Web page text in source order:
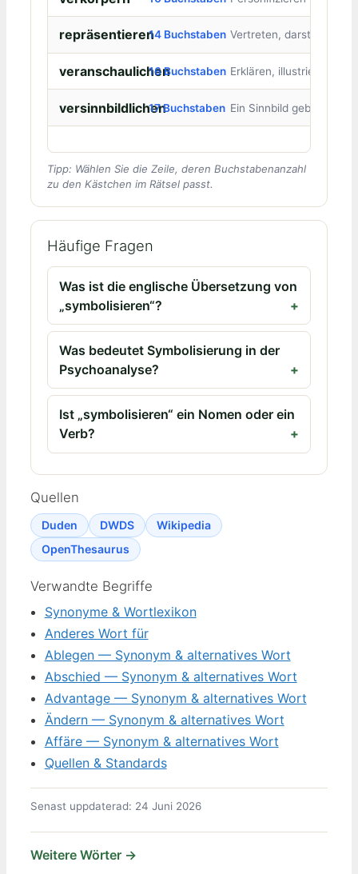
repräsentieren14 Buchstaben Vertreten, darstellen
veranschaulichen16 Buchstaben Erklären, illustrieren
versinnbildlichen17 Buchstaben Ein Sinnbild geben
Tipp: Wählen Sie die Zeile, deren Buchstabenanzahl
zu den Kästchen im Rätsel passt.
Häufige Fragen
Was ist die englische Übersetzung von
„symbolisieren“?
Was bedeutet Symbolisierung in der
Psychoanalyse?
Ist „symbolisieren“ ein Nomen oder ein
Verb?
Quellen
Duden DWDS
Wikipedia
OpenThesaurus
Verwandte Begriffe
Synonyme & Wortlexikon
Anderes Wort für
Ablegen — Synonym & alternatives Wort
Abschied — Synonym & alternatives Wort
Advantage — Synonym & alternatives Wort
Ändern — Synonym & alternatives Wort
Affäre — Synonym & alternatives Wort
Quellen & Standards
Senast uppdaterad: 24 Juni 2026
Weitere Wörter →